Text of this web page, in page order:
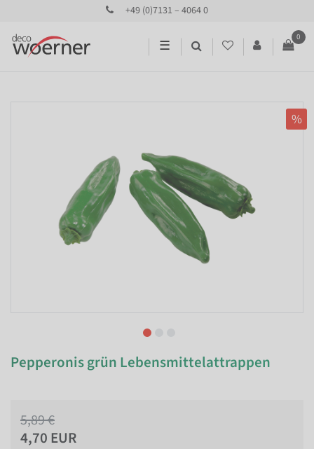
+49 (0)7131 – 4064 0
☰
0
%
Pepperonis grün Lebensmittelattrappen
5,89 €
4,70 EUR